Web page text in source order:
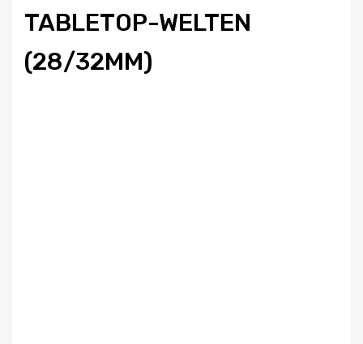
TABLETOP-WELTEN
(28/32MM)